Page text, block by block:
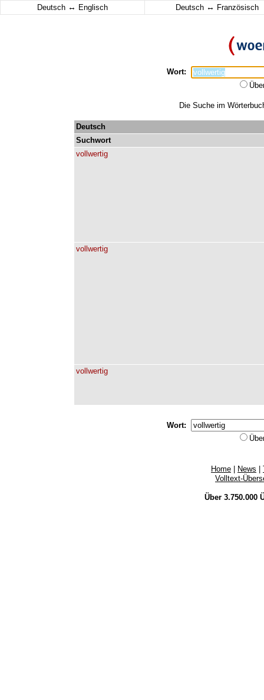
Deutsch ↔ Englisch Deutsch ↔ Französisch
Wort:
Die Suche im
Deutsch
Suchwort
vollwertig
vollwertig
vollwertig
Wort:
Home News
Volltext-
Über 3.750.000